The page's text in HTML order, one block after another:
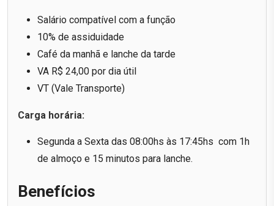
Salário compatível com a função
10% de assiduidade
Café da manhã e lanche da tarde
VA R$ 24,00 por dia útil
VT (Vale Transporte)
Carga horária:
Segunda a Sexta das 08:00hs às 17:45hs com 1h
de almoço e 15 minutos para lanche.
Benefícios